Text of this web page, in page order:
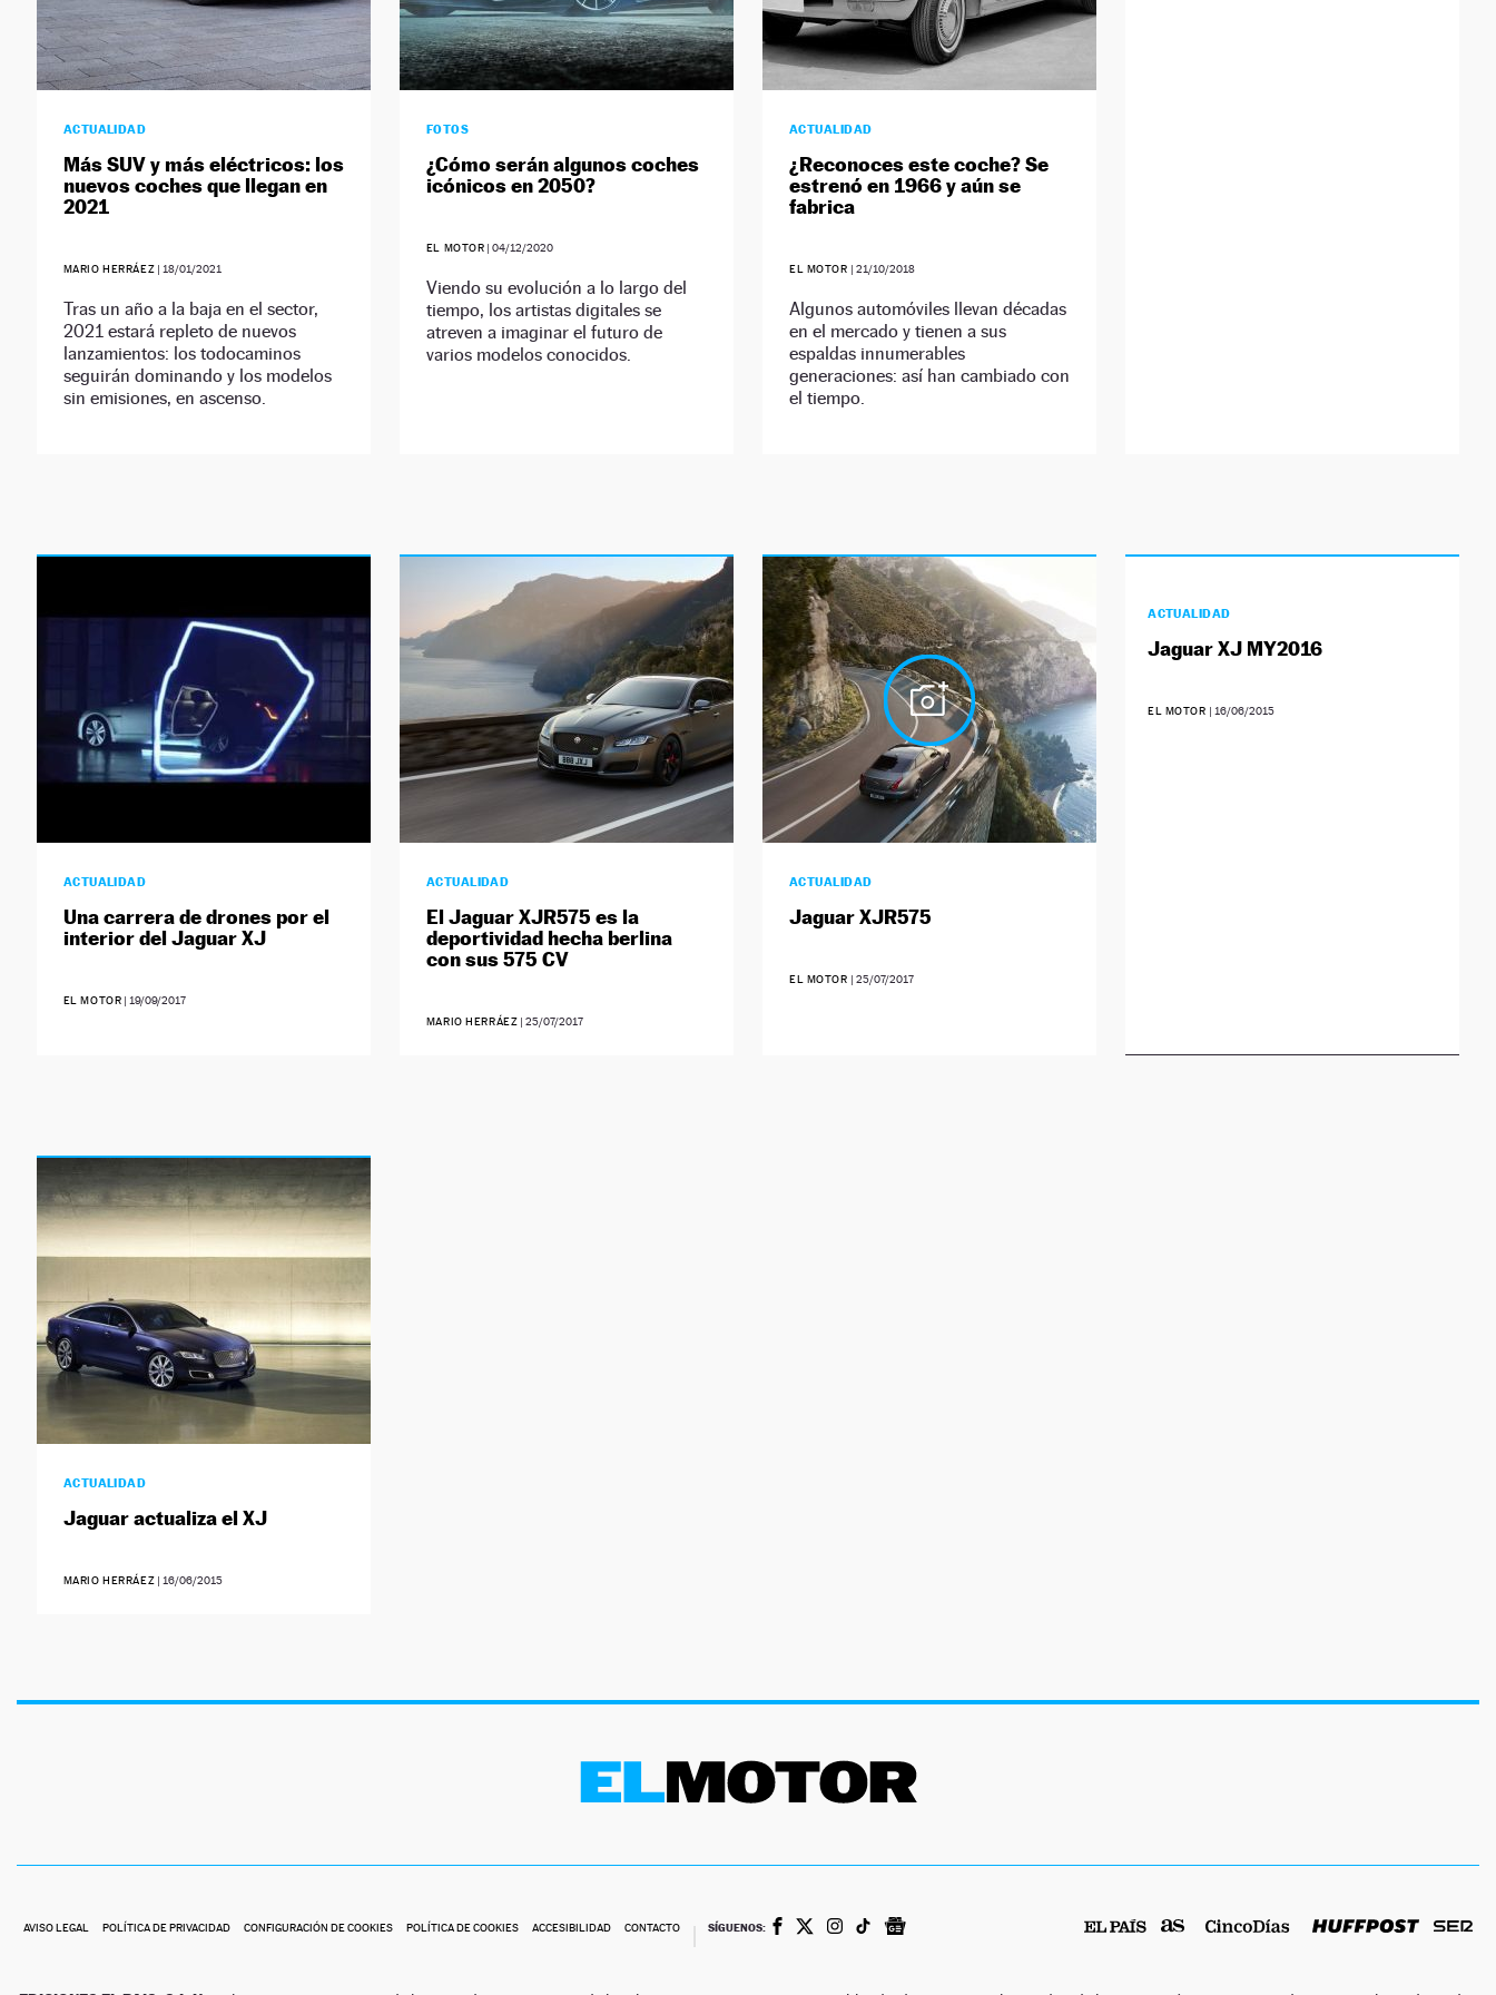
ACTUALIDAD
Más SUV y más eléctricos: los
nuevos coches que llegan en
2021
MARIO HERRÁEZ | 18/01/2021
Tras un año a la baja en el sector,
2021 estará repleto de nuevos
lanzamientos: los todocaminos
seguirán dominando y los modelos
sin emisiones, en ascenso.
FOTOS
¿Cómo serán algunos coches
icónicos en 2050?
EL MOTOR |04/12/2020
Viendo su evolución a lo largo del
tiempo, los artistas digitales se
atreven a imaginar el futuro de
varios modelos conocidos.
ACTUALIDAD
¿Reconoces este coche? Se
estrenó en 1966 y aún se
fabrica
EL MOTOR | 21/10/2018
Algunos automóviles llevan décadas
en el mercado y tienen a sus
espaldas innumerables
generaciones: así han cambiado con
el tiempo.
ACTUALIDAD
Una carrera de drones por el
interior del Jaguar XJ
EL MOTOR | 19/09/2017
ACTUALIDAD
El Jaguar XJR575 es la
deportividad hecha berlina
con sus 575 CV
MARIO HERRÁEZ |25/07/2017
ACTUALIDAD
Jaguar XJR575
EL MOTOR | 25/07/2017
ACTUALIDAD
Jaguar XJ MY2016
EL MOTOR | 16/06/2015
ACTUALIDAD
Jaguar actualiza el XJ
MARIO HERRÁEZ | 16/06/2015
AVISO LEGAL POLÍTICA DE PRIVACIDAD CONFIGURACIÓN DE COOKIES POLÍTICA DE COOKIES ACCESIBILIDAD CONTACTO SÍGUENOS: